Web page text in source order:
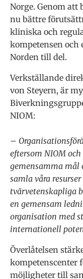
Norge. Genom att
nu bättre
kliniska och
kompetensen och
Norden till del.
Verkställande
von Steyern, är
NIOM:
–
eftersom NIOM
gemensamma mål
samla våra
tvärvetenskapliga
en gemensam
organisation med
internationell
Överlåtelsen
kompetenscenter
möjligheter till